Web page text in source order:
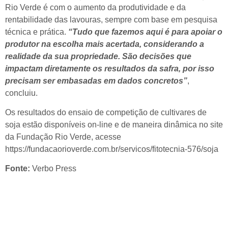
Rio Verde é com o aumento da produtividade e da
rentabilidade das lavouras, sempre com base em pesquisa
técnica e prática. “Tudo que fazemos aqui é para apoiar o
produtor na escolha mais acertada, considerando a
realidade da sua propriedade. São decisões que
impactam diretamente os resultados da safra, por isso
precisam ser embasadas em dados concretos”,
concluiu.
Os resultados do ensaio de competição de cultivares de
soja estão disponíveis on-line e de maneira dinâmica no site
da Fundação Rio Verde, acesse
https://fundacaorioverde.com.br/servicos/fitotecnia-576/soja
Fonte: Verbo Press